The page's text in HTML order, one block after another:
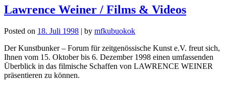
Lawrence Weiner / Films & Videos
Posted on 18. Juli 1998 | by mfkubuokok
Der Kunstbunker – Forum für zeitgenössische Kunst e.V. freut sich,
Ihnen vom 15. Oktober bis 6. Dezember 1998 einen umfassenden
Überblick in das filmische Schaffen von LAWRENCE WEINER
präsentieren zu können.